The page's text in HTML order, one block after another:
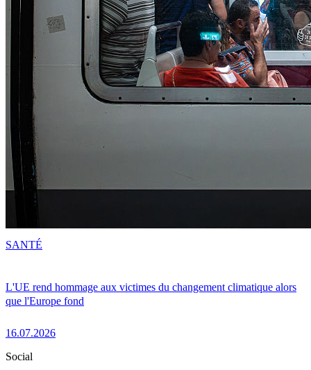
L'UE rend hommage aux victimes du changement climatique alors
que l'Europe fond
16.07.2026
SANTÉ
Social